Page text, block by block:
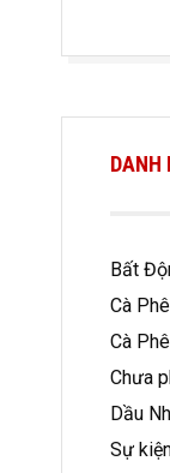
DANH
Bất
Cà Phê
Cà
Chưa
Dầu
Sự